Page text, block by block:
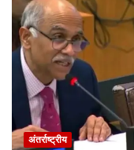
अंतर्राष्ट्रीय